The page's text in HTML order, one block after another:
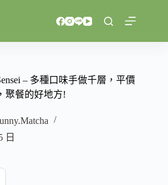
– 多種口味手做千層，平價
聚餐的好地方!
日